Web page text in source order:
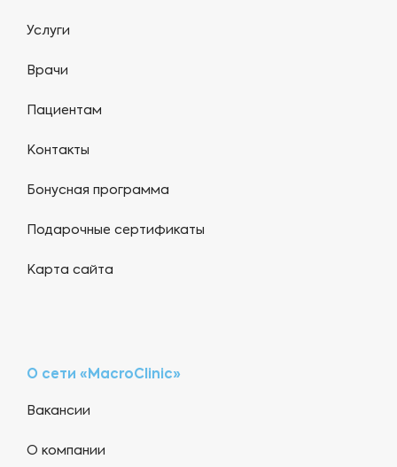
Услуги
Врачи
Пациентам
Контакты
Бонусная программа
Подарочные сертификаты
Карта сайта
О сети «MacroClinic»
Вакансии
О компании